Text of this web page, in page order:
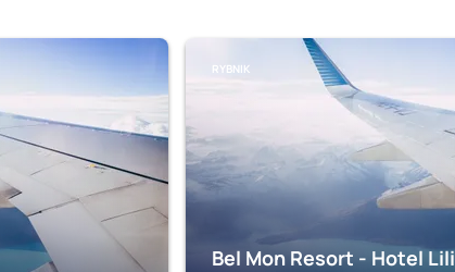
RYBNIK
Bel Mon Resort - Hotel Lili